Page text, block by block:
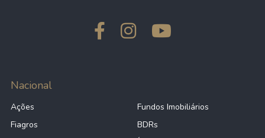
Nacional
Ações
Fundos Imobiliários
Fiagros
BDRs